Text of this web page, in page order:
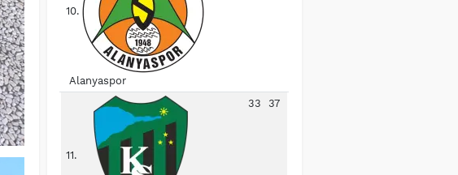
10.
Alanyaspor
11.
33 37